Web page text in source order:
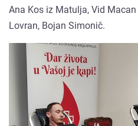
Ana Kos iz Matulja, Vid
Lovran, Bojan Simonič.